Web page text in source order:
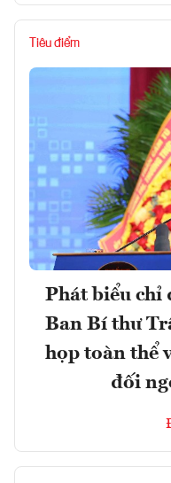
Tiêu điểm
Phát biểu chỉ
Ban Bí thư
họp toàn thể
đối